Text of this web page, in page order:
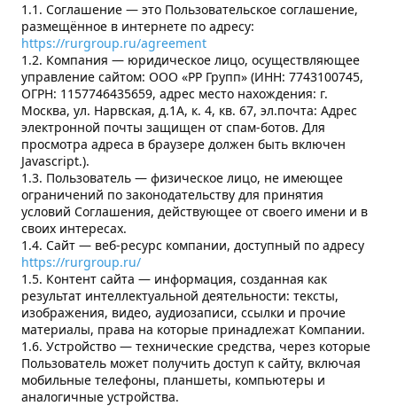
1.1. Соглашение — это Пользовательское соглашение,
размещённое в интернете по адресу:
https://rurgroup.ru/agreement
1.2. Компания — юридическое лицо, осуществляющее
управление сайтом: ООО «РР Групп» (ИНН: 7743100745,
ОГРН: 1157746435659, адрес мecтo нaхoждeния: г.
Москва, ул. Нарвская, д.1А, к. 4, кв. 67, эл.почта: Адрес
электронной почты защищен от спам-ботов. Для
просмотра адреса в браузере должен быть включен
Javascript.).
1.3. Пользователь — физическое лицо, не имеющее
ограничений по законодательству для принятия
условий Соглашения, действующее от своего имени и в
своих интересах.
1.4. Сайт — веб-ресурс компании, доступный по адресу
https://rurgroup.ru/
1.5. Контент сайта — информация, созданная как
результат интеллектуальной деятельности: тексты,
изображения, видео, аудиозаписи, ссылки и прочие
материалы, права на которые принадлежат Компании.
1.6. Устройство — технические средства, через которые
Пользователь может получить доступ к сайту, включая
мобильные телефоны, планшеты, компьютеры и
аналогичные устройства.